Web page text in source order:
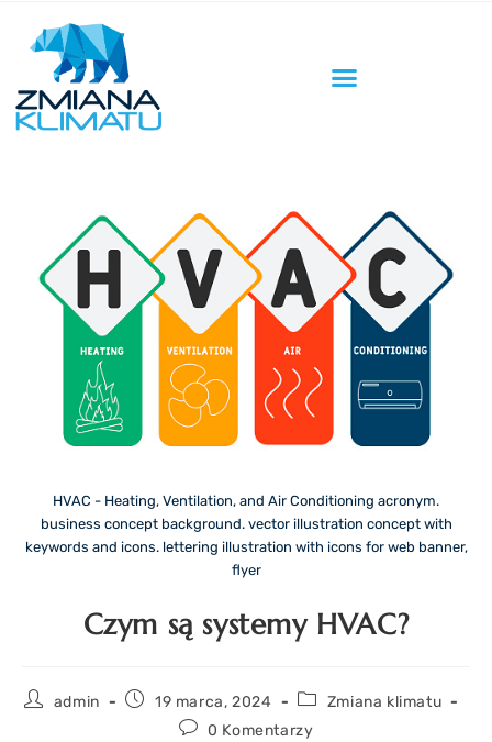
HVAC - Heating, Ventilation, and Air Conditioning acronym.
business concept background. vector illustration concept with
keywords and icons. lettering illustration with icons for web banner,
flyer
Czym są systemy HVAC?
admin 19 marca, 2024
Zmiana klimatu
0 Komentarzy